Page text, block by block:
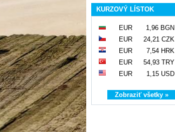
KURZOVÝ LÍSTOK
EUR
1,96 BGN
EUR
24,21 CZK
EUR
7,54 HRK
EUR
54,93 TRY
EUR
1,15 USD
Zobraziť všetky »